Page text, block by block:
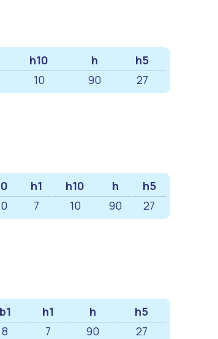
h10 h
h5
10 90 27
h1 h10 h
h5
7 10 90 27
b1 h1 h
h5
8 7 90 27